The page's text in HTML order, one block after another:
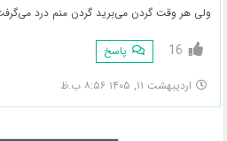
ولی هر وقت گردن می‌برید گردن منم درد
16 پاسخ
اردیبهشت ۱۱, ۱۴۰۵ ۸:۵۶ ب.ظ